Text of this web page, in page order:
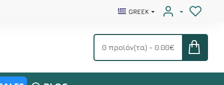
GREEK
0 προϊόν(τα) - 0.00€